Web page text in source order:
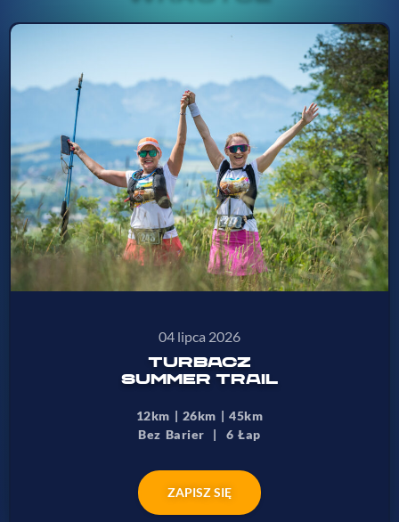
04 lipca 2026
TURBACZ
SUMMER TRAIL
12km | 26km | 45km
Bez Barier | 6 Łap
ZAPISZ SIĘ